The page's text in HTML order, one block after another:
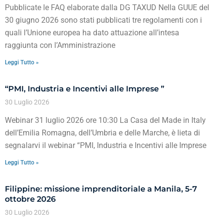
Pubblicate le FAQ elaborate dalla DG TAXUD Nella GUUE del
30 giugno 2026 sono stati pubblicati tre regolamenti con i
quali l’Unione europea ha dato attuazione all’intesa
raggiunta con l’Amministrazione
Leggi Tutto »
“PMI, Industria e Incentivi alle Imprese ”
30 Luglio 2026
Webinar 31 luglio 2026 ore 10:30 La Casa del Made in Italy
dell’Emilia Romagna, dell’Umbria e delle Marche, è lieta di
segnalarvi il webinar “PMI, Industria e Incentivi alle Imprese
Leggi Tutto »
Filippine: missione imprenditoriale a Manila, 5-7
ottobre 2026
30 Luglio 2026